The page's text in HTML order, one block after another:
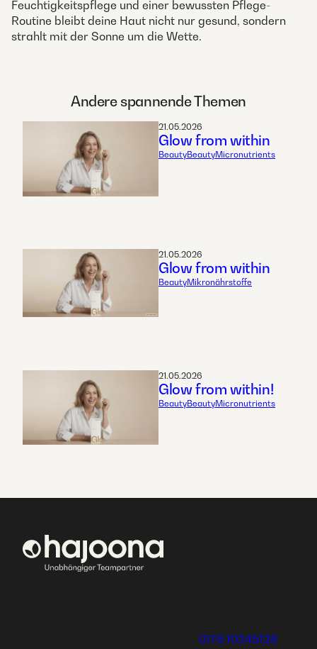
Feuchtigkeitspflege und einer bewussten Pflege-
Routine bleibt deine Haut nicht nur gesund, sondern
strahlt mit der Sonne um die Wette.
Andere spannende Themen
21.05.2026
Glow from within
BeautyBeautyMicronutrients
21.05.2026
Glow from within
BeautyMikronährstoffe
21.05.2026
Glow from within!
BeautyBeautyMicronutrients
0176 10245128